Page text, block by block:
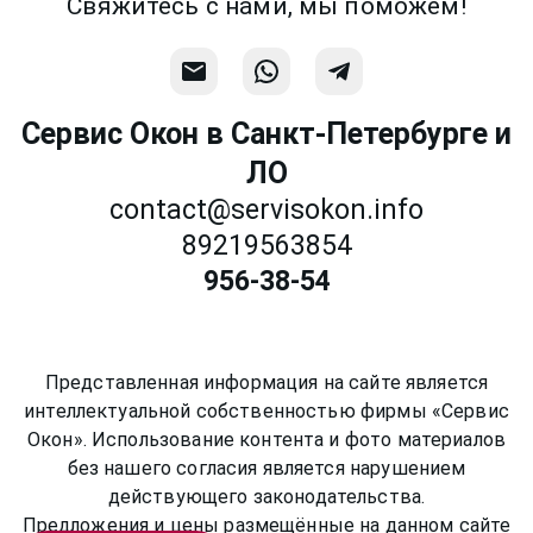
Свяжитесь с нами, мы поможем!
Сервис Окон в Санкт-Петербурге и
ЛО
contact@servisokon.info
89219563854
956-38-54
Представленная информация на сайте является
интеллектуальной собственностью фирмы «Сервис
Окон». Использование контента и фото материалов
без нашего согласия является нарушением
действующего законодательства.
Предложения и цены размещённые на данном сайте